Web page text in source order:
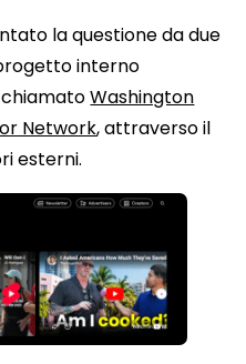
la questione da due
interno
chiamatoWashington
Network, attraverso il
esterni.